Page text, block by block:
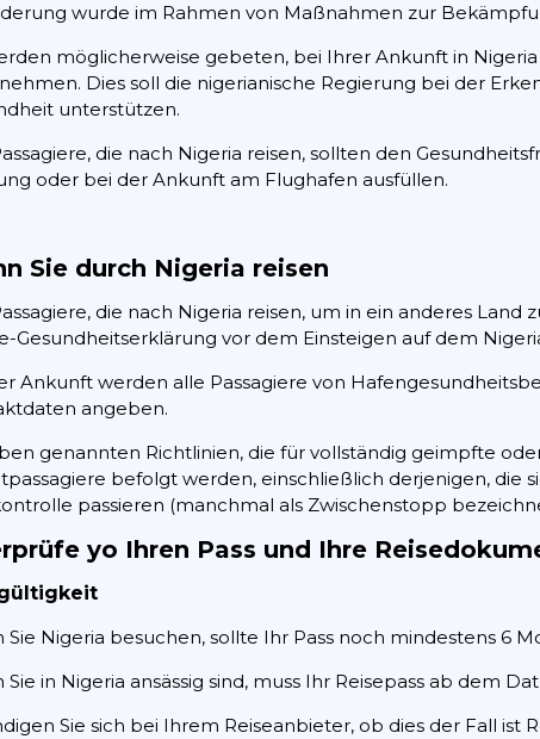
wurde im Rahmen von Maßnahmen zur
möglicherweise gebeten, bei Ihrer Ankunft in
Dies soll die nigerianische Regierung bei der
unterstützen.
die nach Nigeria reisen, sollten den
oder bei der Ankunft am Flughafen ausfüllen.
Sie durch Nigeria reisen
die nach Nigeria reisen, um in ein anderes
Gesundheitserklärung vor dem Einsteigen auf dem
Ankunft werden alle Passagiere von
angeben.
genannten Richtlinien, die für vollständig geimpfte
befolgt werden, einschließlich derjenigen, die
passieren (manchmal als Zwischenstopp
yo Ihren Pass und Ihre
Sie Nigeria besuchen, sollte Ihr Pass noch mindestens 6
Sie in Nigeria ansässig sind, muss Ihr Reisepass ab dem
Sie sich bei Ihrem Reiseanbieter, ob dies der Fall